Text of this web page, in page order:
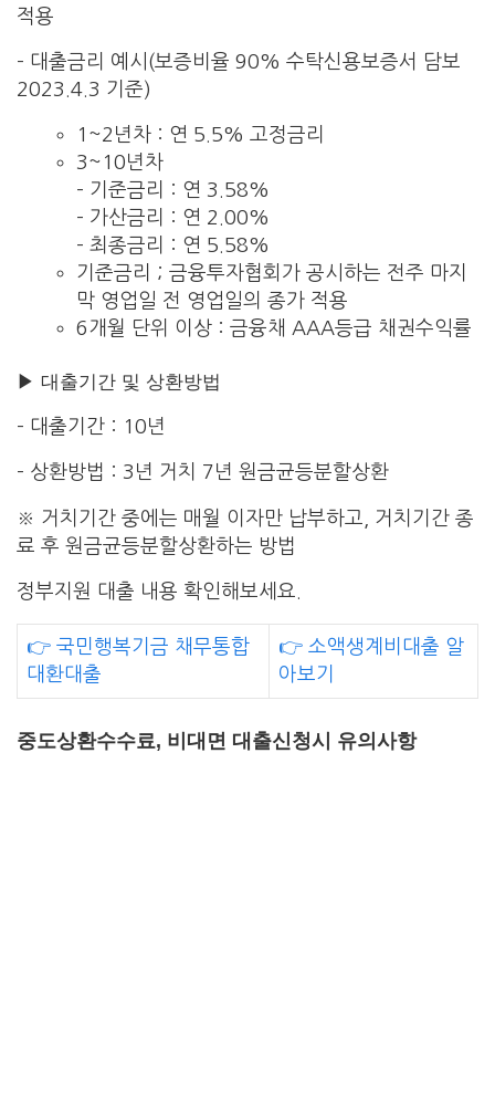
적용
– 대출금리 예시(보증비율 90% 수탁신용보증서 담보
2023.4.3 기준)
1~2년차 : 연 5.5% 고정금리
3~10년차
– 기준금리 : 연 3.58%
– 가산금리 : 연 2.00%
– 최종금리 : 연 5.58%
기준금리 ; 금융투자협회가 공시하는 전주 마지
막 영업일 전 영업일의 종가 적용
6개월 단위 이상 : 금융채 AAA등급 채권수익률
▶ 대출기간 및 상환방법
– 대출기간 : 10년
– 상환방법 : 3년 거치 7년 원금균등분할상환
※ 거치기간 중에는 매월 이자만 납부하고, 거치기간 종
료 후 원금균등분할상환하는 방법
정부지원 대출 내용 확인해보세요.
👉 국민행복기금 채무통합
대환대출
👉 소액생계비대출 알
아보기
중도상환수수료, 비대면 대출신청시 유의사항